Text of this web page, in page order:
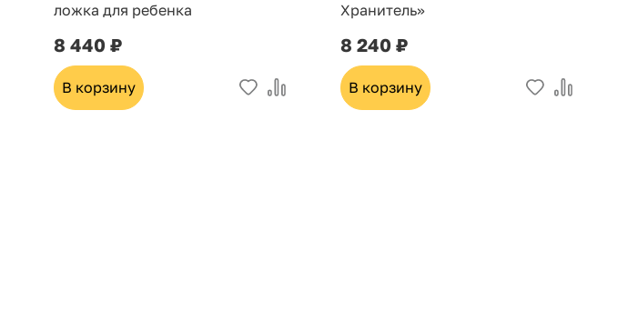
ложка для ребенка
8 440 ₽
В корзину
Хранитель»
8 240 ₽
В корзину